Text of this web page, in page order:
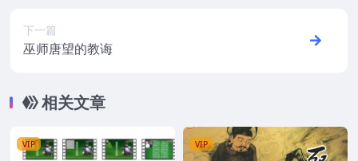
下一篇
巫师唐望的教诲
相关文章
VIP VIP